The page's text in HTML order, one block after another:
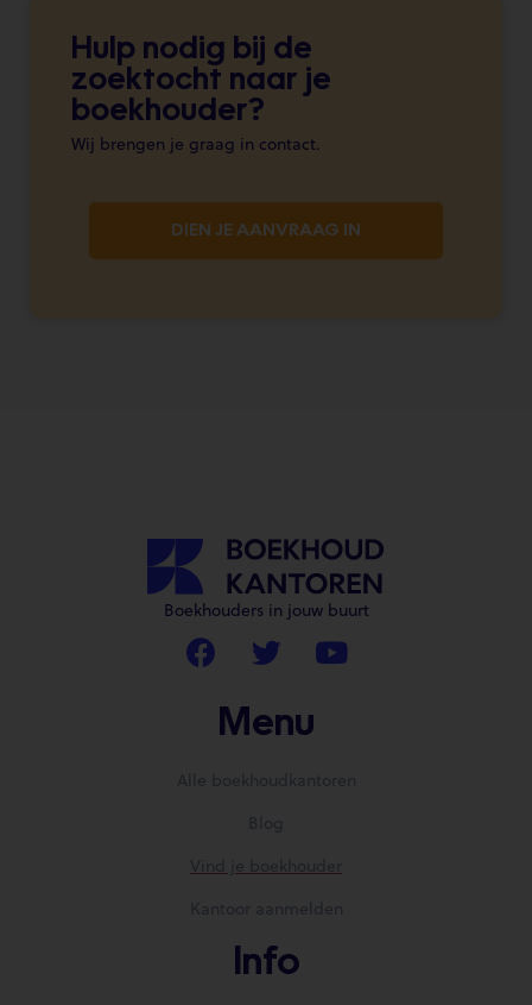
Hulp nodig bij de
zoektocht naar je
boekhouder?
Wij brengen je graag in contact.
DIEN JE AANVRAAG IN
Boekhouders in jouw buurt
Menu
Alle boekhoudkantoren
Blog
Vind je boekhouder
Kantoor aanmelden
Info